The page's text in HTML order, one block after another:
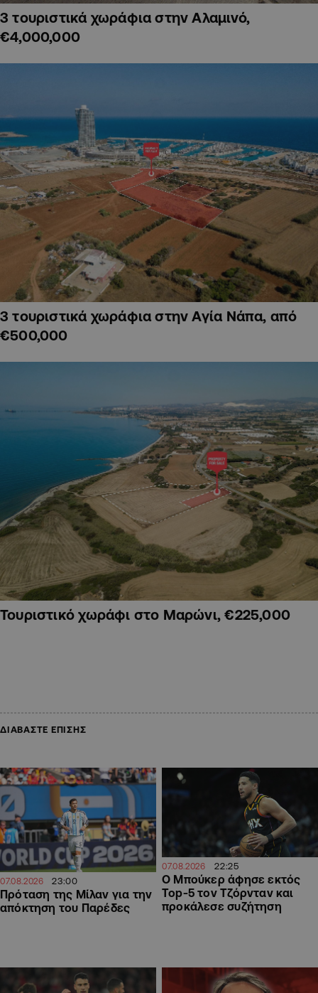
3 τουριστικά χωράφια στην Αλαμινό,
€4,000,000
3 τουριστικά χωράφια στην Αγία Νάπα, από
€500,000
Τουριστικό χωράφι στο Μαρώνι, €225,000
ΔΙΑΒΑΣΤΕ ΕΠΙΣΗΣ
07.08.2026 23:00
Πρόταση της Μίλαν για την
απόκτηση του Παρέδες
07.08.2026 22:25
Ο Μπούκερ άφησε εκτός
Top-5 τον Τζόρνταν και
προκάλεσε συζήτηση